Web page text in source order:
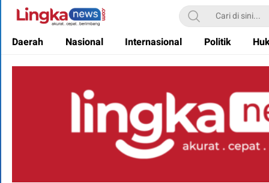
Lingkanews
Akurat. Cepat & Berimbang
Daerah Nasional Internasional Politik